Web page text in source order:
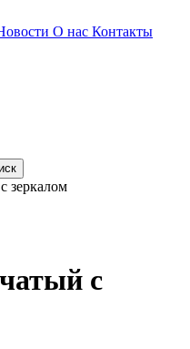
О нас Контакты
зеркалом
с